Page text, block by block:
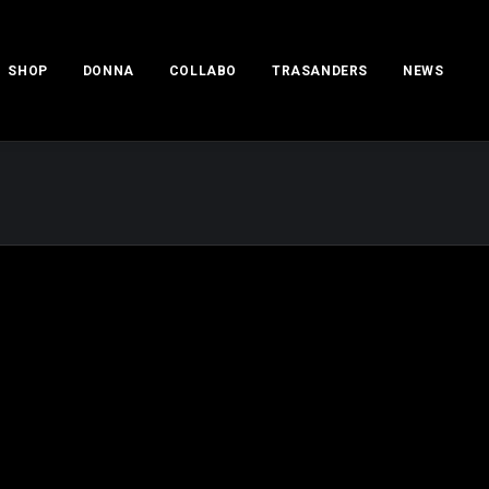
SHOP DONNA COLLABO TRASANDERS NEWS